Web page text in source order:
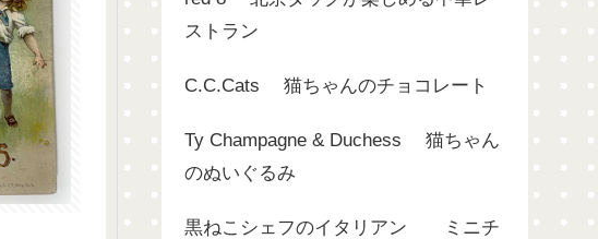
ストラン
C.C.Cats 猫ちゃんのチョコレート
Ty Champagne & Duchess 猫ちゃん
のぬいぐるみ
黒ねこシェフのイタリアン ミニチ